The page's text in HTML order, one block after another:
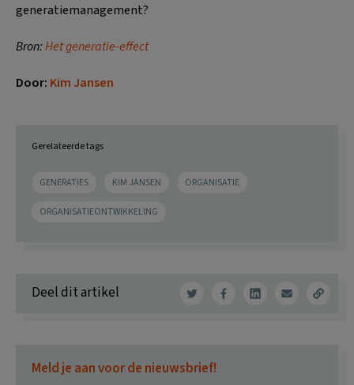
generatiemanagement?
Bron:Het generatie-effect
Door: Kim Jansen
Gerelateerde tags
GENERATIES KIM JANSEN ORGANISATIE
ORGANISATIEONTWIKKELING
Deel dit artikel
Meld je aan voor de nieuwsbrief!